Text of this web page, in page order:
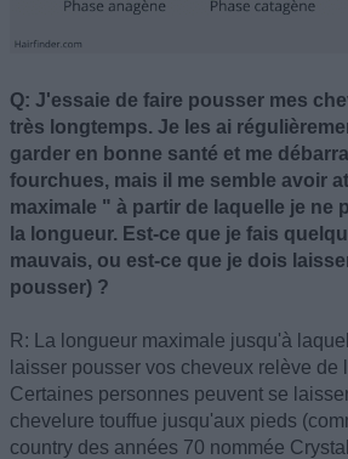
Q: J'essaie de faire pousser mes
très longtemps. Je les ai
garder en bonne santé et me
fourchues, mais il me semble avoir
maximale " à partir de laquelle je ne
la longueur. Est-ce que je fais
mauvais, ou est-ce que je dois
pousser) ?
R: La longueur maximale jusqu'à
laisser pousser vos cheveux relève de
Certaines personnes peuvent se
chevelure touffue jusqu'aux pieds
country des années 70 nommée